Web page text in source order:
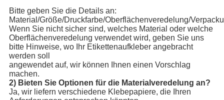
Bitte geben Sie die Details an:
Material/Größe/Druckfarbe/Oberflächenveredelung/
Wenn Sie nicht sicher sind, welches Material oder welche
Oberflächenveredelung verwendet wird, geben Sie uns
bitte Hinweise, wo Ihr Etikettenaufkleber angebracht
werden soll
angewendet auf, wir können Ihnen einen Vorschlag
machen.
2) Bieten Sie Optionen für die Materialveredelung an?
Ja, wir liefern verschiedene Klebepapiere, die Ihren